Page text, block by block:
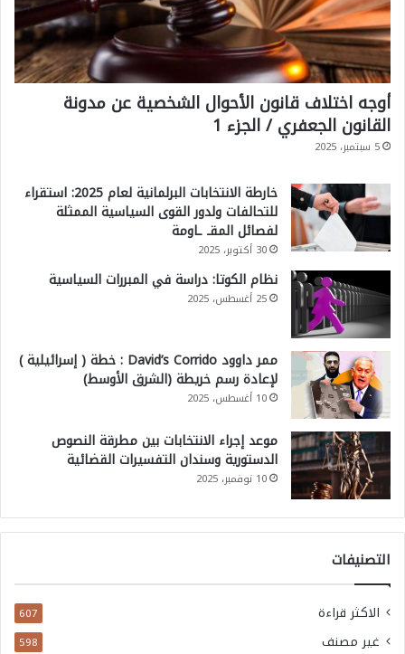
أوجه اختلاف قانون الأحوال الشخصية عن مدونة
القانون الجعفري / الجزء 1
5 سبتمبر، 2025
خارطة الانتخابات البرلمانية لعام 2025: استقراء
للتحالفات ولدور القوى السياسية الممثلة
لفصائل المقـ ـاومة
30 أكتوبر، 2025
نظام الكوتا: دراسة في المبررات السياسية
25 أغسطس، 2025
ممر داوود David’s Corrido : خطة ( إسرائيلية )
لإعادة رسم خريطة (الشرق الأوسط)
10 أغسطس، 2025
موعد إجراء الانتخابات بين مطرقة النصوص
الدستورية وسندان التفسيرات القضائية
10 نوفمبر، 2025
التصنيفات
الاكثر قراءة 607
غير مصنف 598